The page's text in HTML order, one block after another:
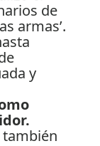
de
armas’.
y